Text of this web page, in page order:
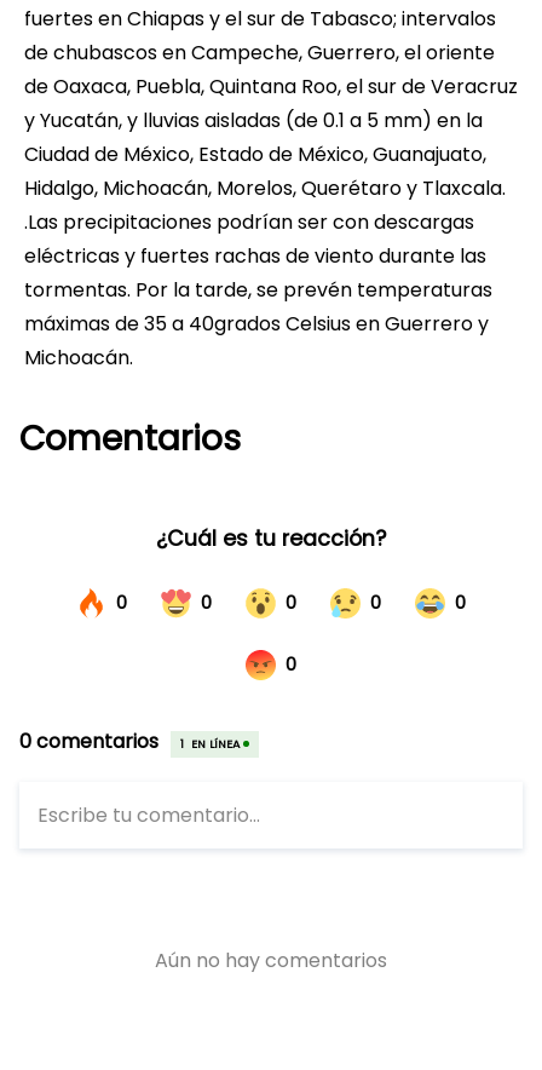
fuertes en Chiapas y el sur de Tabasco; intervalos
de chubascos en Campeche, Guerrero, el oriente
de Oaxaca, Puebla, Quintana Roo, el sur de Veracruz
y Yucatán, y lluvias aisladas (de 0.1 a 5 mm) en la
Ciudad de México, Estado de México, Guanajuato,
Hidalgo, Michoacán, Morelos, Querétaro y Tlaxcala.
.Las precipitaciones podrían ser con descargas
eléctricas y fuertes rachas de viento durante las
tormentas. Por la tarde, se prevén temperaturas
máximas de 35 a 40grados Celsius en Guerrero y
Michoacán.
Comentarios